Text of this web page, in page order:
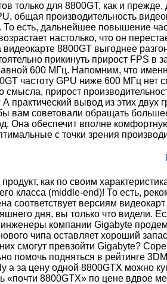
только для 8800GT, как и
общая производительность
есть, дальнейшее повышение
настолько, что он
8800GT выгоднее
прикинуть прирост FPS в
600 МГц. Напомним, что
частоту GPU ниже 600 МГц
смысла, прирост
практический вывод из этих
вам советовали обращать
Она обеспечит вполне
с точки зрения
как по своим
класса (middle-end)! То есть,
соответствует версиям
дня, вы только что видели.
компании Gigabyte
чипа оставляет хороший
смогут превзойти Gigabyte?
помочь подняться в рейтинге
а за цену одной 8800GTX можно
«почти 8800GTX» по цене вдвое